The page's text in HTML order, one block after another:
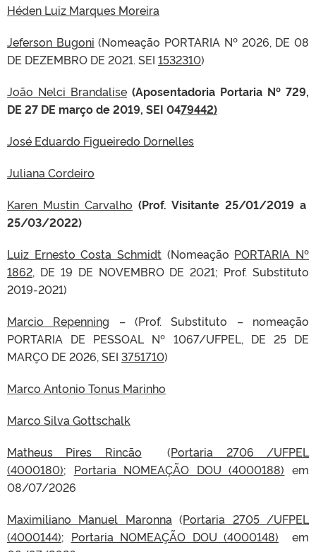
Héden Luiz Marques Moreira
Jeferson Bugoni (Nomeação PORTARIA Nº 2026, DE 08
DE DEZEMBRO DE 2021. SEI 1532310)
João Nelci Brandalise (Aposentadoria Portaria Nº 729,
DE 27 DE março de 2019, SEI 0479442)
José Eduardo Figueiredo Dornelles
Juliana Cordeiro
Karen Mustin Carvalho (Prof. Visitante 25/01/2019 a
25/03/2022)
Luiz Ernesto Costa Schmidt (Nomeação PORTARIA Nº
1862, DE 19 DE NOVEMBRO DE 2021; Prof. Substituto
2019-2021)
Marcio Repenning – (Prof. Substituto – nomeação
PORTARIA DE PESSOAL Nº 1067/UFPEL, DE 25 DE
MARÇO DE 2026, SEI 3751710)
Marco Antonio Tonus Marinho
Marco Silva Gottschalk
Matheus Pires Rincão (Portaria 2706 /UFPEL
(4000180); Portaria NOMEAÇÃO DOU (4000188) em
08/07/2026
Maximiliano Manuel Maronna (Portaria 2705 /UFPEL
(4000144); Portaria NOMEAÇÃO DOU (4000148) em